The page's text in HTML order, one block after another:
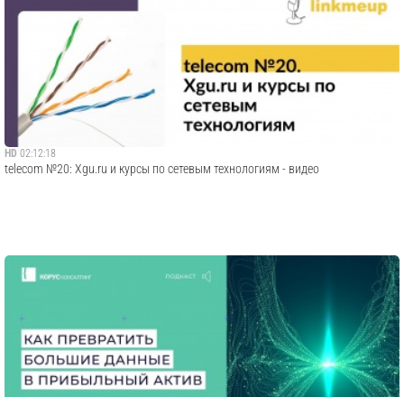
HD 02:12:18
telecom №20: Xgu.ru и курсы по сетевым технологиям - видео